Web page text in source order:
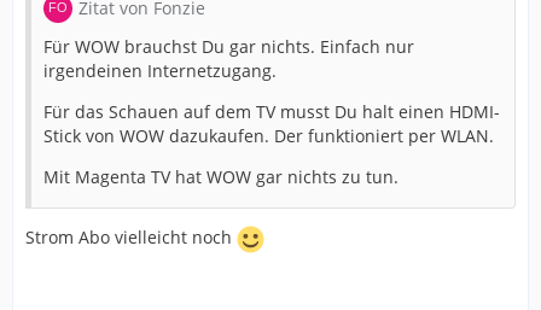
Zitat von Fonzie
Für WOW brauchst Du gar nichts. Einfach nur
irgendeinen Internetzugang.
Für das Schauen auf dem TV musst Du halt einen HDMI-
Stick von WOW dazukaufen. Der funktioniert per WLAN.
Mit Magenta TV hat WOW gar nichts zu tun.
Strom Abo vielleicht noch